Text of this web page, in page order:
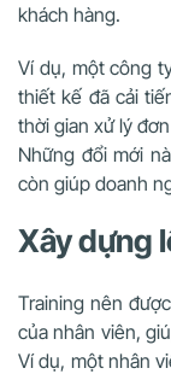
khách hàng.
Ví dụ, một công
thiết kế đã cải
thời gian xử lý
Những đổi mới
còn giúp doanh
Xây dựng
Training nên
của nhân viên,
Ví dụ, một nhân